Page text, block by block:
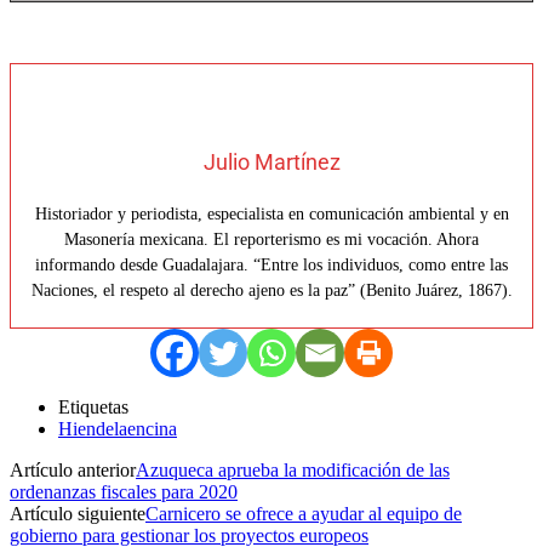
Julio Martínez
Historiador y periodista, especialista en comunicación ambiental y en
Masonería mexicana. El reporterismo es mi vocación. Ahora
informando desde Guadalajara. “Entre los individuos, como entre las
Naciones, el respeto al derecho ajeno es la paz” (Benito Juárez, 1867).
Etiquetas
Hiendelaencina
Artículo anteriorAzuqueca aprueba la modificación de las
ordenanzas fiscales para 2020
Artículo siguienteCarnicero se ofrece a ayudar al equipo de
gobierno para gestionar los proyectos europeos